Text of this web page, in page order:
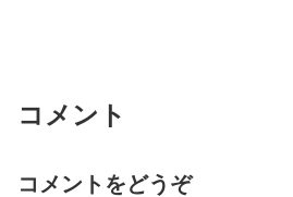
コメント
コメントをどうぞ